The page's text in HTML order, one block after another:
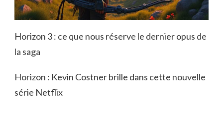
Horizon 3 : ce que nous réserve le dernier opus de
la saga
Horizon : Kevin Costner brille dans cette nouvelle
série Netflix